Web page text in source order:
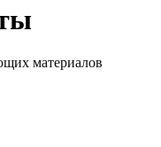
материалов